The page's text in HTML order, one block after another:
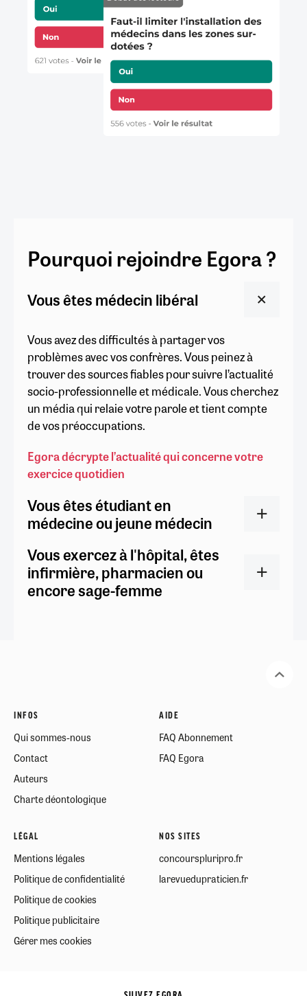
Pourquoi rejoindre Egora ?
Vous êtes médecin libéral
Vous avez des difficultés à partager vos
problèmes avec vos confrères. Vous peinez à
trouver des sources fiables pour suivre l’actualité
socio-professionnelle et médicale. Vous cherchez
un média qui relaie votre parole et tient compte
de vos préoccupations.
Egora décrypte l’actualité qui concerne votre
exercice quotidien
Vous êtes étudiant en
médecine ou jeune médecin
Vous exercez à l'hôpital, êtes
infirmière, pharmacien ou
encore sage-femme
INFOS
Qui sommes-nous
Contact
Auteurs
Charte déontologique
AIDE
FAQ Abonnement
FAQ Egora
LÉGAL
Mentions légales
Politique de confidentialité
Politique de cookies
Politique publicitaire
Gérer mes cookies
NOS SITES
concourspluripro.fr
larevuedupraticien.fr